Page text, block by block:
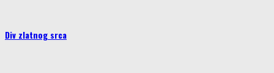
Div zlatnog srca